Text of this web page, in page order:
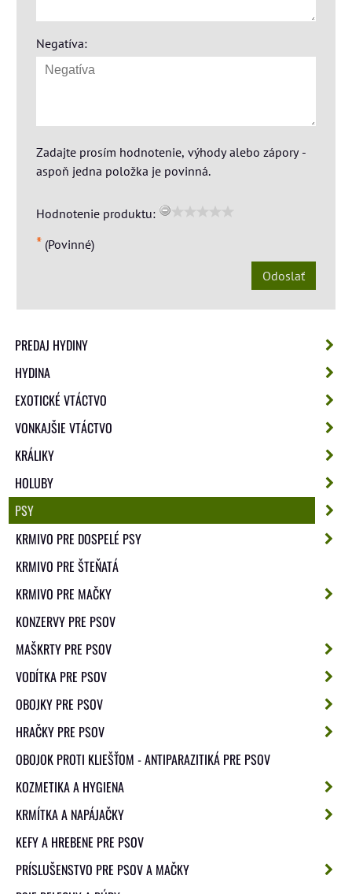
Negatíva:
Zadajte prosím hodnotenie, výhody alebo zápory -
aspoň jedna položka je povinná.
Hodnotenie produktu:
* (Povinné)
Odoslať
PREDAJ HYDINY
HYDINA
EXOTICKÉ VTÁCTVO
VONKAJŠIE VTÁCTVO
KRÁLIKY
HOLUBY
PSY
KRMIVO PRE DOSPELÉ PSY
KRMIVO PRE ŠTEŇATÁ
KRMIVO PRE MAČKY
KONZERVY PRE PSOV
MAŠKRTY PRE PSOV
VODÍTKA PRE PSOV
OBOJKY PRE PSOV
HRAČKY PRE PSOV
OBOJOK PROTI KLIEŠŤOM - ANTIPARAZITIKÁ PRE PSOV
KOZMETIKA A HYGIENA
KRMÍTKA A NAPÁJAČKY
KEFY A HREBENE PRE PSOV
PRÍSLUŠENSTVO PRE PSOV A MAČKY